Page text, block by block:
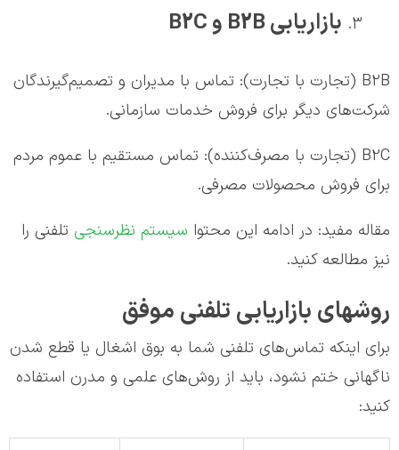
بازاریابی B2B و B2C
B2B (تجارت با تجارت): تماس با مدیران و تصمیم‌گیرندگان
شرکت‌های دیگر برای فروش خدمات سازمانی.
B2C (تجارت با مصرف‌کننده): تماس مستقیم با عموم مردم
برای فروش محصولات مصرفی.
مقاله مفید: در ادامه این محتوا سیستم نظرسنجی تلفنی را
نیز مطالعه کنید.
روشهای بازاریابی تلفنی موفق
برای اینکه تماس‌های تلفنی شما به بوق اشغال یا قطع شدن
ناگهانی ختم نشود، باید از روش‌های علمی و مدرن استفاده
کنید: